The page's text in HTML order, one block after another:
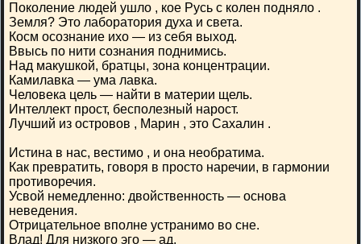
Поколение людей ушло , кое Русь с колен подняло .
Земля? Это лаборатория духа и света.
Косм осознание ихо — из себя выход.
Ввысь по нити сознания поднимись.
Над макушкой, братцы, зона концентрации.
Камилавка — ума лавка.
Человека цель — найти в материи щель.
Интеллект прост, бесполезный нарост.
Лучший из островов , Марин , это Сахалин .
Истина в нас, вестимо , и она необратима.
Как превратить, говоря в просто наречии, в гармонии
противоречия.
Усвой немедленно: двойственность — основа
неведения.
Отрицательное вполне устранимо во сне.
Влад! Для низкого эго — ад.